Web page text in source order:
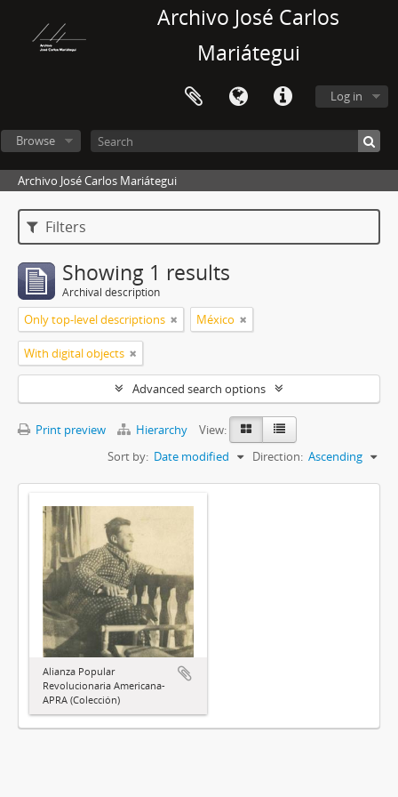
Archivo José Carlos
Mariátegui
Log in
Browse
Archivo José Carlos Mariátegui
Filters
Showing 1 results
Archival description
Only top-level descriptions México
With digital objects
Advanced search options
Print preview Hierarchy
View:
Sort by: Date modified Direction: Ascending
Alianza Popular
Revolucionaria Americana-
APRA (Colección)